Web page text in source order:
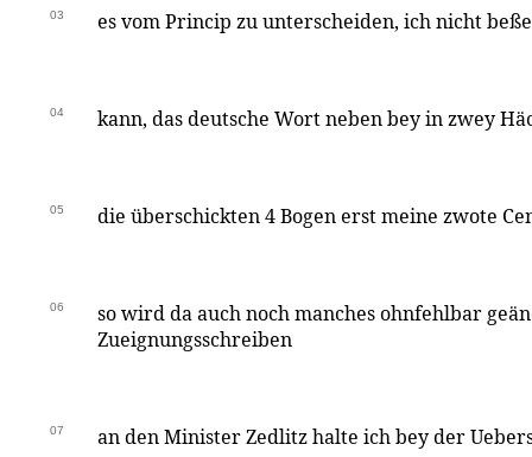
03 es vom Princip zu unterscheiden, ich nicht
04 kann, das deutsche Wort neben bey in zwey
05 die überschickten 4 Bogen erst meine zwote
06
so wird da auch noch manches ohnfehlbar
Zueignungsschreiben
07 an den Minister Zedlitz halte ich bey der